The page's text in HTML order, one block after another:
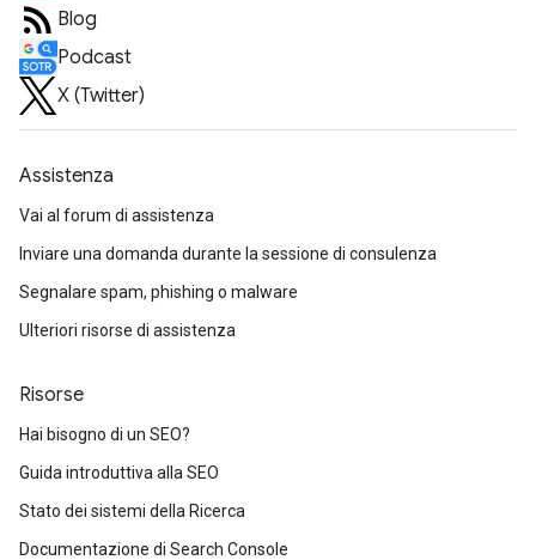
Blog
Podcast
X (Twitter)
Assistenza
Vai al forum di assistenza
Inviare una domanda durante la sessione di consulenza
Segnalare spam, phishing o malware
Ulteriori risorse di assistenza
Risorse
Hai bisogno di un SEO?
Guida introduttiva alla SEO
Stato dei sistemi della Ricerca
Documentazione di Search Console